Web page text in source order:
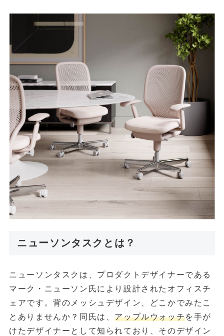
ニューソンタスクとは？
ニューソンタスクは、プロダクトデザイナーである
マーク・ニューソン氏により設計されたオフィスチ
ェアです。背のメッシュデザイン、どこかでみたこ
とありませんか？同氏は、アップルウォッチを手が
けたデザイナーとして知られており、そのデザイン